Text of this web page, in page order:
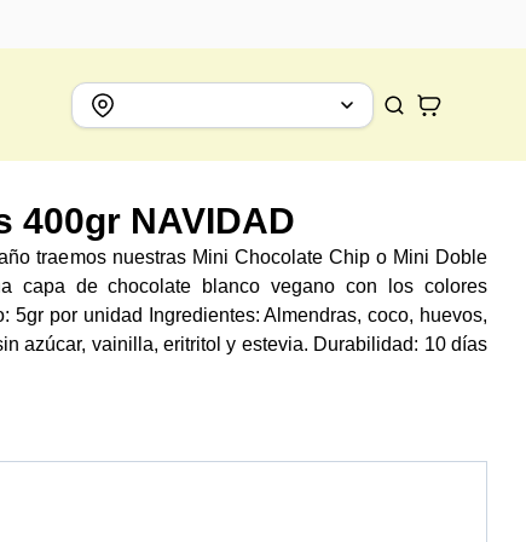
400gr NAVIDAD
traemos nuestras Mini Chocolate Chip o Mini Doble
capa de chocolate blanco vegano con los colores
5gr por unidad Ingredientes: Almendras, coco, huevos,
azúcar, vainilla, eritritol y estevia. Durabilidad: 10 días
en nevera. 3 meses congeladas.